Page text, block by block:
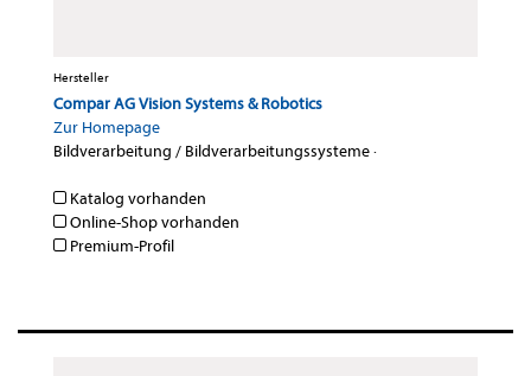
Hersteller
Compar AG Vision Systems & Robotics
Zur Homepage
Bildverarbeitung / Bildverarbeitungssysteme·
Katalog vorhanden
Online-Shop vorhanden
Premium-Profil